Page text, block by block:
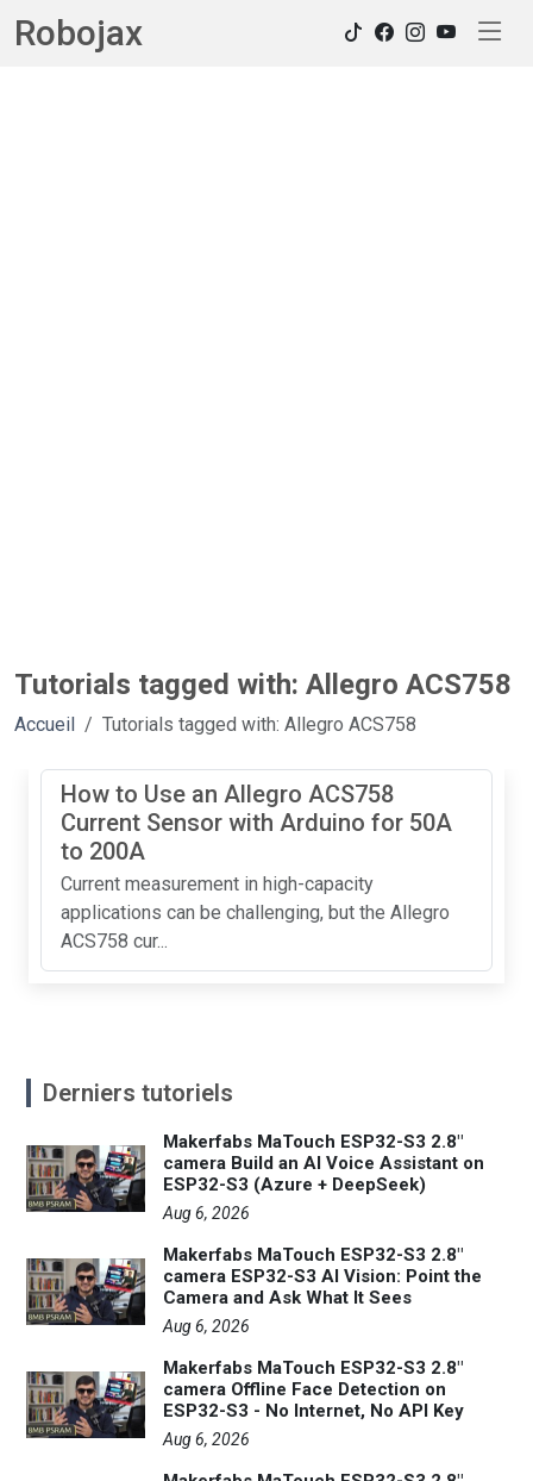
Robojax
Tutorials tagged with: Allegro ACS758
Accueil Tutorials tagged with: Allegro ACS758
How to Use an Allegro ACS758
Current Sensor with Arduino for 50A
to 200A
Current measurement in high-capacity
applications can be challenging, but the Allegro
ACS758 cur...
Derniers tutoriels
Makerfabs MaTouch ESP32-S3 2.8"
camera Build an AI Voice Assistant on
ESP32-S3 (Azure + DeepSeek)
Aug 6, 2026
Makerfabs MaTouch ESP32-S3 2.8"
camera ESP32-S3 AI Vision: Point the
Camera and Ask What It Sees
Aug 6, 2026
Makerfabs MaTouch ESP32-S3 2.8"
camera Offline Face Detection on
ESP32-S3 - No Internet, No API Key
Aug 6, 2026